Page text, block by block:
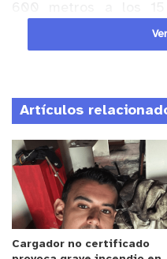
senderos sobre
pendientes, aptas
Al respecto, la
Adasme Donoso
por haber finalizado
participaron cientos
llegaron junto a sus
nuestra costanera.
Artículos
Cargador no certificado